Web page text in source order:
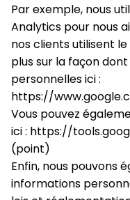
Par exemple, nous
Analytics pour nous
nos clients utilisent
plus sur la façon
personnelles ici :
https://
Vous pouvez
ici : https://
(point)
Enfin, nous pouvons
informations